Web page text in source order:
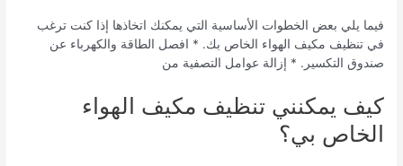
فيما يلي بعض الخطوات الأساسية التي يمكنك اتخاذها إذا كنت ترغب
في تنظيف مكيف الهواء الخاص بك. * افصل الطاقة والكهرباء عن
صندوق التكسير. * إزالة عوامل التصفية من
كيف يمكنني تنظيف مكيف الهواء
الخاص بي؟